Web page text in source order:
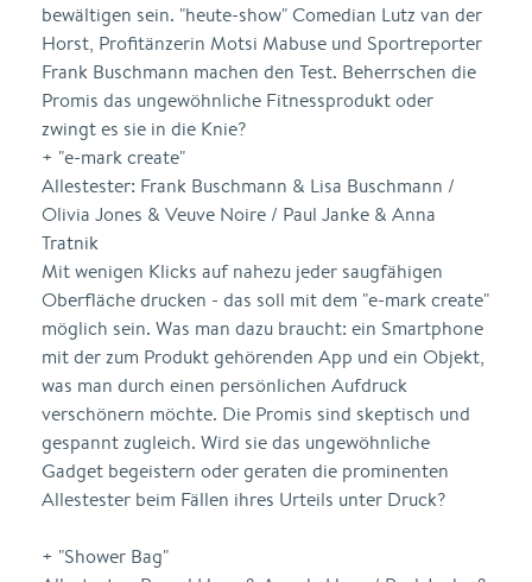
bewältigen sein. "heute-show" Comedian Lutz van der
Horst, Profitänzerin Motsi Mabuse und Sportreporter
Frank Buschmann machen den Test. Beherrschen die
Promis das ungewöhnliche Fitnessprodukt oder
zwingt es sie in die Knie?
+ "e-mark create"
Allestester: Frank Buschmann & Lisa Buschmann /
Olivia Jones & Veuve Noire / Paul Janke & Anna
Tratnik
Mit wenigen Klicks auf nahezu jeder saugfähigen
Oberfläche drucken - das soll mit dem "e-mark create"
möglich sein. Was man dazu braucht: ein Smartphone
mit der zum Produkt gehörenden App und ein Objekt,
was man durch einen persönlichen Aufdruck
verschönern möchte. Die Promis sind skeptisch und
gespannt zugleich. Wird sie das ungewöhnliche
Gadget begeistern oder geraten die prominenten
Allestester beim Fällen ihres Urteils unter Druck?
+ "Shower Bag"